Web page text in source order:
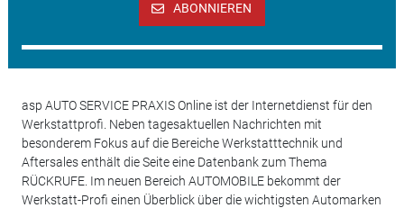
ABONNIEREN
asp AUTO SERVICE PRAXIS Online ist der Internetdienst für den
Werkstattprofi. Neben tagesaktuellen Nachrichten mit
besonderem Fokus auf die Bereiche Werkstatttechnik und
Aftersales enthält die Seite eine Datenbank zum Thema
RÜCKRUFE. Im neuen Bereich AUTOMOBILE bekommt der
Werkstatt-Profi einen Überblick über die wichtigsten Automarken